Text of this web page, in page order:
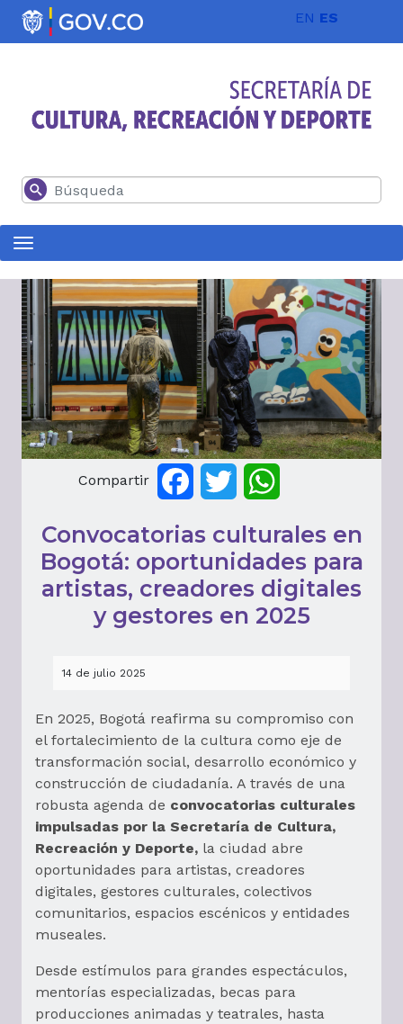
Pasar al contenido principal EN ES
Buscar
Compartir FacebookTwitter
Convocatorias culturales en
Bogotá: oportunidades para
artistas, creadores digitales
y gestores en 2025
14 de julio 2025
En 2025, Bogotá reafirma su compromiso con
el fortalecimiento de la cultura como eje de
transformación social, desarrollo económico y
construcción de ciudadanía. A través de una
robusta agenda de convocatorias culturales
impulsadas por la Secretaría de Cultura,
Recreación y Deporte, la ciudad abre
oportunidades para artistas, creadores
digitales, gestores culturales, colectivos
comunitarios, espacios escénicos y entidades
museales.
Desde estímulos para grandes espectáculos,
mentorías especializadas, becas para
producciones animadas y teatrales, hasta